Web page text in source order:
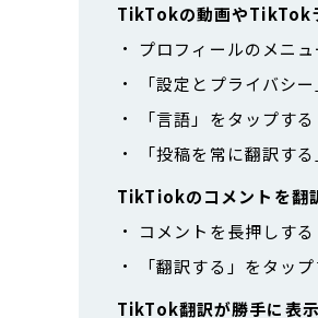
TikTokの動画やTikTok
プロフィールのメニ
「設定とプライバシ
「言語」をタップする
「投稿を常に翻訳す
TikTiokのコメントを翻
コメントを長押しする
「翻訳する」をタップ
TikTok翻訳が勝手に表